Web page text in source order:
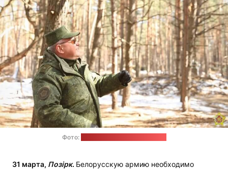
Фото:
31 марта, Позірк. Белорусскую армию необходимо